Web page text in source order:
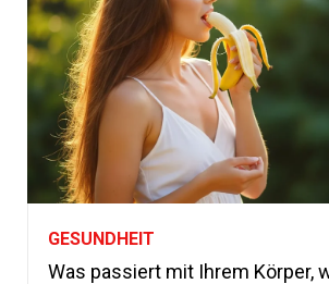
GESUNDHEIT
Was passiert mit Ihrem Körper,